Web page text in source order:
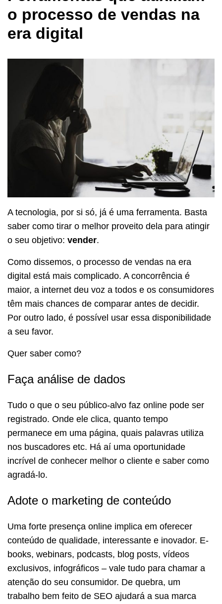
o processo de vendas na
era digital
A tecnologia, por si só, já é uma ferramenta. Basta
saber como tirar o melhor proveito dela para atingir
o seu objetivo: vender.
Como dissemos, o processo de vendas na era
digital está mais complicado. A concorrência é
maior, a internet deu voz a todos e os consumidores
têm mais chances de comparar antes de decidir.
Por outro lado, é possível usar essa disponibilidade
a seu favor.
Quer saber como?
Faça análise de dados
Tudo o que o seu público-alvo faz online pode ser
registrado. Onde ele clica, quanto tempo
permanece em uma página, quais palavras utiliza
nos buscadores etc. Há aí uma oportunidade
incrível de conhecer melhor o cliente e saber como
agradá-lo.
Adote o marketing de conteúdo
Uma forte presença online implica em oferecer
conteúdo de qualidade, interessante e inovador. E-
books, webinars, podcasts, blog posts, vídeos
exclusivos, infográficos – vale tudo para chamar a
atenção do seu consumidor. De quebra, um
trabalho bem feito de SEO ajudará a sua marca